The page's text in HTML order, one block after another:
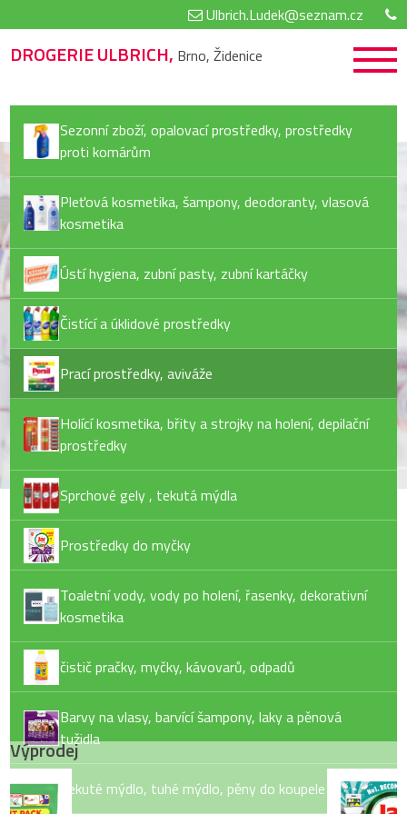
Ulbrich.Ludek@seznam.cz
DROGERIE ULBRICH, Brno, Židenice
Sezonní zboží, opalovací prostředky, prostředky
proti komárům
Pleťová kosmetika, šampony, deodoranty, vlasová
kosmetika
Ústí hygiena, zubní pasty, zubní kartáčky
Čistící a úklidové prostředky
Prací prostředky, aviváže
Holící kosmetika, břity a strojky na holení, depilační
prostředky
Sprchové gely , tekutá mýdla
Prostředky do myčky
Toaletní vody, vody po holení, řasenky, dekorativní
kosmetika
čistič pračky, myčky, kávovarů, odpadů
Barvy na vlasy, barvící šampony, laky a pěnová
tužidla
Tekuté mýdlo, tuhé mýdlo, pěny do koupele
Výprodej